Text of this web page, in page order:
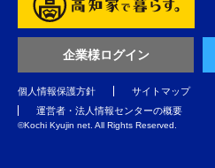
企業様ログイン
個人情報保護方針
サイトマップ
運営者・法人情報センターの概要
©️Kochi Kyujin net. All Rights Reserved.